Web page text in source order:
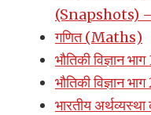
(Snapshots)
गणित (Maths)
भौतिकी विज्ञान
भौतिकी विज्ञान
भारतीय